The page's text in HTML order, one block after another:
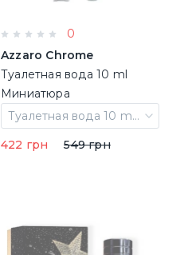
0
Azzaro Chrome
Туалетная вода 10 ml
Миниатюра
Туалетная вода 10 ml Миниатюра
422 грн
549 грн